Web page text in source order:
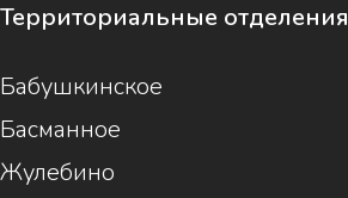
Территориальные отделения
Бабушкинское
Басманное
Жулебино